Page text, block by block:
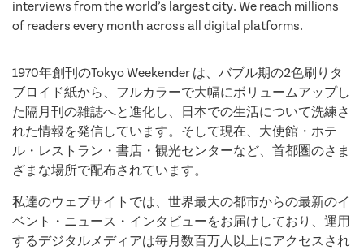
interviews from the world’s largest city. We reach millions
of readers every month across all digital platforms.
1970年創刊のTokyo Weekender は、バブル期の2色刷りタ
ブロイド紙から、フルカラーで大幅にボリュームアップし
た隔月刊の雑誌へと進化し、日本での生活について洗練さ
れた情報を発信しています。そして現在、大使館・ホテ
ル・レストラン・書店・観光センターなど、首都圏のさま
ざまな場所で配布されています。
私達のウェブサイトでは、世界最大の都市からの最新のイ
ベント・ニュース・インタビューをお届けしており、運用
するデジタルメディアは毎月数百万人以上にアクセスされ